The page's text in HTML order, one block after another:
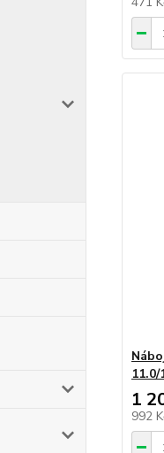
11.0/
1
992